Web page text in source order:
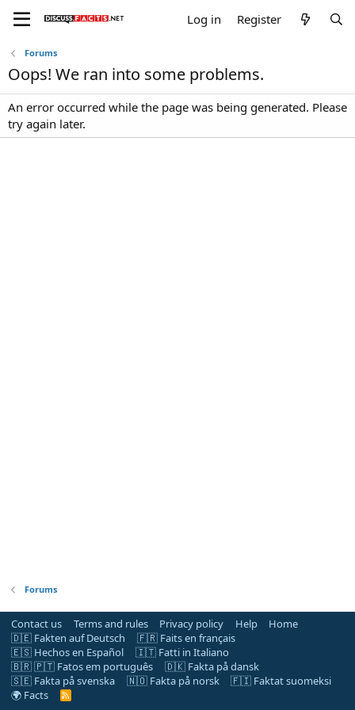
Log in Register
Forums
Oops! We ran into some problems.
An error occurred while the page was being generated. Please
try again later.
Forums
Contact us Terms and rules Privacy policy Help
Home
🇩🇪 Fakten auf Deutsch
🇫🇷 Faits en français
🇪🇸 Hechos en Español
🇮🇹 Fatti in Italiano
🇧🇷 🇵🇹 Fatos em português
🇩🇰 Fakta på dansk
🇸🇪 Fakta på svenska
🇳🇴 Fakta på norsk
🇫🇮 Faktat suomeksi
🌍 Facts
R